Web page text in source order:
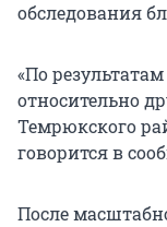
обследования
«По
относительно
Темрюкского
говорится в
После